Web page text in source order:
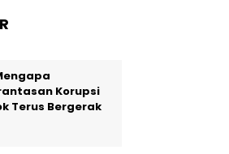
Korupsi
Terus Bergerak